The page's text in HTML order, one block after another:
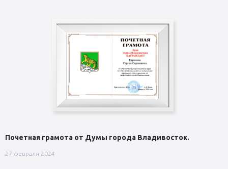
Почетная грамота от Думы города Владивосток.
27 февраля 2024